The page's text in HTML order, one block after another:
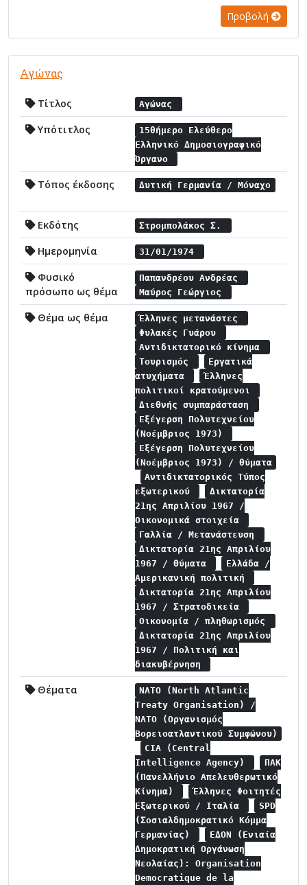
Προβολή
Αγώνας
Τίτλος Αγώνας
Υπότιτλος
15θήμερο Ελεύθερο
Ελληνικό Δημοσιογραφικό
Όργανο
Τόπος έκδοσης Δυτική Γερμανία / Μόναχο
Εκδότης Στρομπολάκος Σ.
Ημερομηνία 31/01/1974
Φυσικό
πρόσωπο ως θέμα
Παπανδρέου Ανδρέας
Μαύρος Γεώργιος
Θέμα ως θέμα
Έλληνες μετανάστες
Φυλακές Γυάρου
Αντιδικτατορικό κίνημα
Τουρισμός
Εργατικά
ατυχήματα
Έλληνες
πολιτικοί κρατούμενοι
Διεθνής συμπαράσταση
Εξέγερση Πολυτεχνείου
(Νοέμβριος 1973)
Εξέγερση Πολυτεχνείου
(Νοέμβριος 1973) / θύματα
Αντιδικτατορικός Τύπος
εξωτερικού
Δικτατορία
21ης Απριλίου 1967 /
Οικονομικά στοιχεία
Γαλλία / Μετανάστευση
Δικτατορία 21ης Απριλίου
1967 / Θύματα
Ελλάδα /
Αμερικανική πολιτική
Δικτατορία 21ης Απριλίου
1967 / Στρατοδικεία
Οικονομία / πληθωρισμός
Δικτατορία 21ης Απριλίου
1967 / Πολιτική και
διακυβέρνηση
Θέματα
NATO (North Atlantic
Treaty Organisation) /
NATO (Οργανισμός
Βορειοατλαντικού Συμφώνου)
CIA (Central
Intelligence Agency)
ΠΑΚ
(Πανελλήνιο Απελευθερωτικό
Κίνημα)
Έλληνες Φοιτητές
Εξωτερικού / Ιταλία
SPD
(Σοσιαλδημοκρατικό Κόμμα
Γερμανίας)
ΕΔΟΝ (Ενιαία
Δημοκρατική Οργάνωση
Νεολαίας): Organisation
Democratique de la